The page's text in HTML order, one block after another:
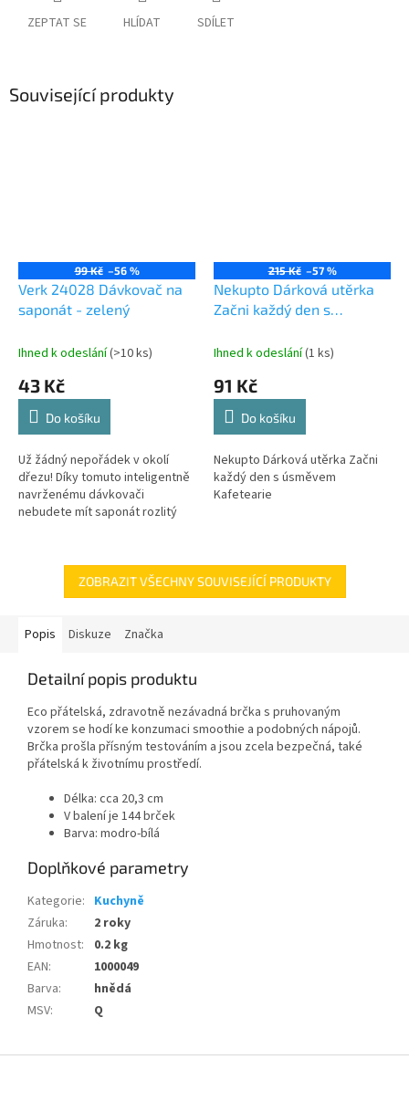
ZEPTAT SE HLÍDAT SDÍLET
Související produkty
99 Kč –56 %
Verk 24028 Dávkovač na
saponát - zelený
Ihned k odeslání(>10 ks)
43 Kč
Do košíku
Už žádný nepořádek v okolí
dřezu! Díky tomuto inteligentně
navrženému dávkovači
nebudete mít saponát rozlitý
215 Kč –57 %
Nekupto Dárková utěrka
Začni každý den s
Ihned k odeslání(1 ks)
91 Kč
Do košíku
Nekupto Dárková utěrka Začni
každý den s úsměvem
Kafetearie
ZOBRAZIT VŠECHNY SOUVISEJÍCÍ PRODUKTY
Popis Diskuze Značka
Detailní popis produktu
Eco přátelská, zdravotně nezávadná brčka s pruhovaným
vzorem se hodí ke konzumaci smoothie a podobných nápojů.
Brčka prošla přísným testováním a jsou zcela bezpečná, také
přátelská k životnímu prostředí.
Délka: cca 20,3 cm
V balení je 144 brček
Barva: modro-bílá
Doplňkové parametry
Kategorie: Kuchyně
Záruka:
2 roky
Hmotnost:
0.2 kg
EAN:
1000049
Barva:
hnědá
MSV: Q